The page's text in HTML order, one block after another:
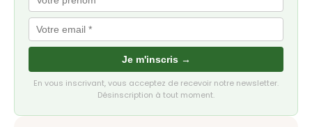
Je m'inscris →
En vous inscrivant, vous acceptez de recevoir notre newsletter.
Désinscription à tout moment.